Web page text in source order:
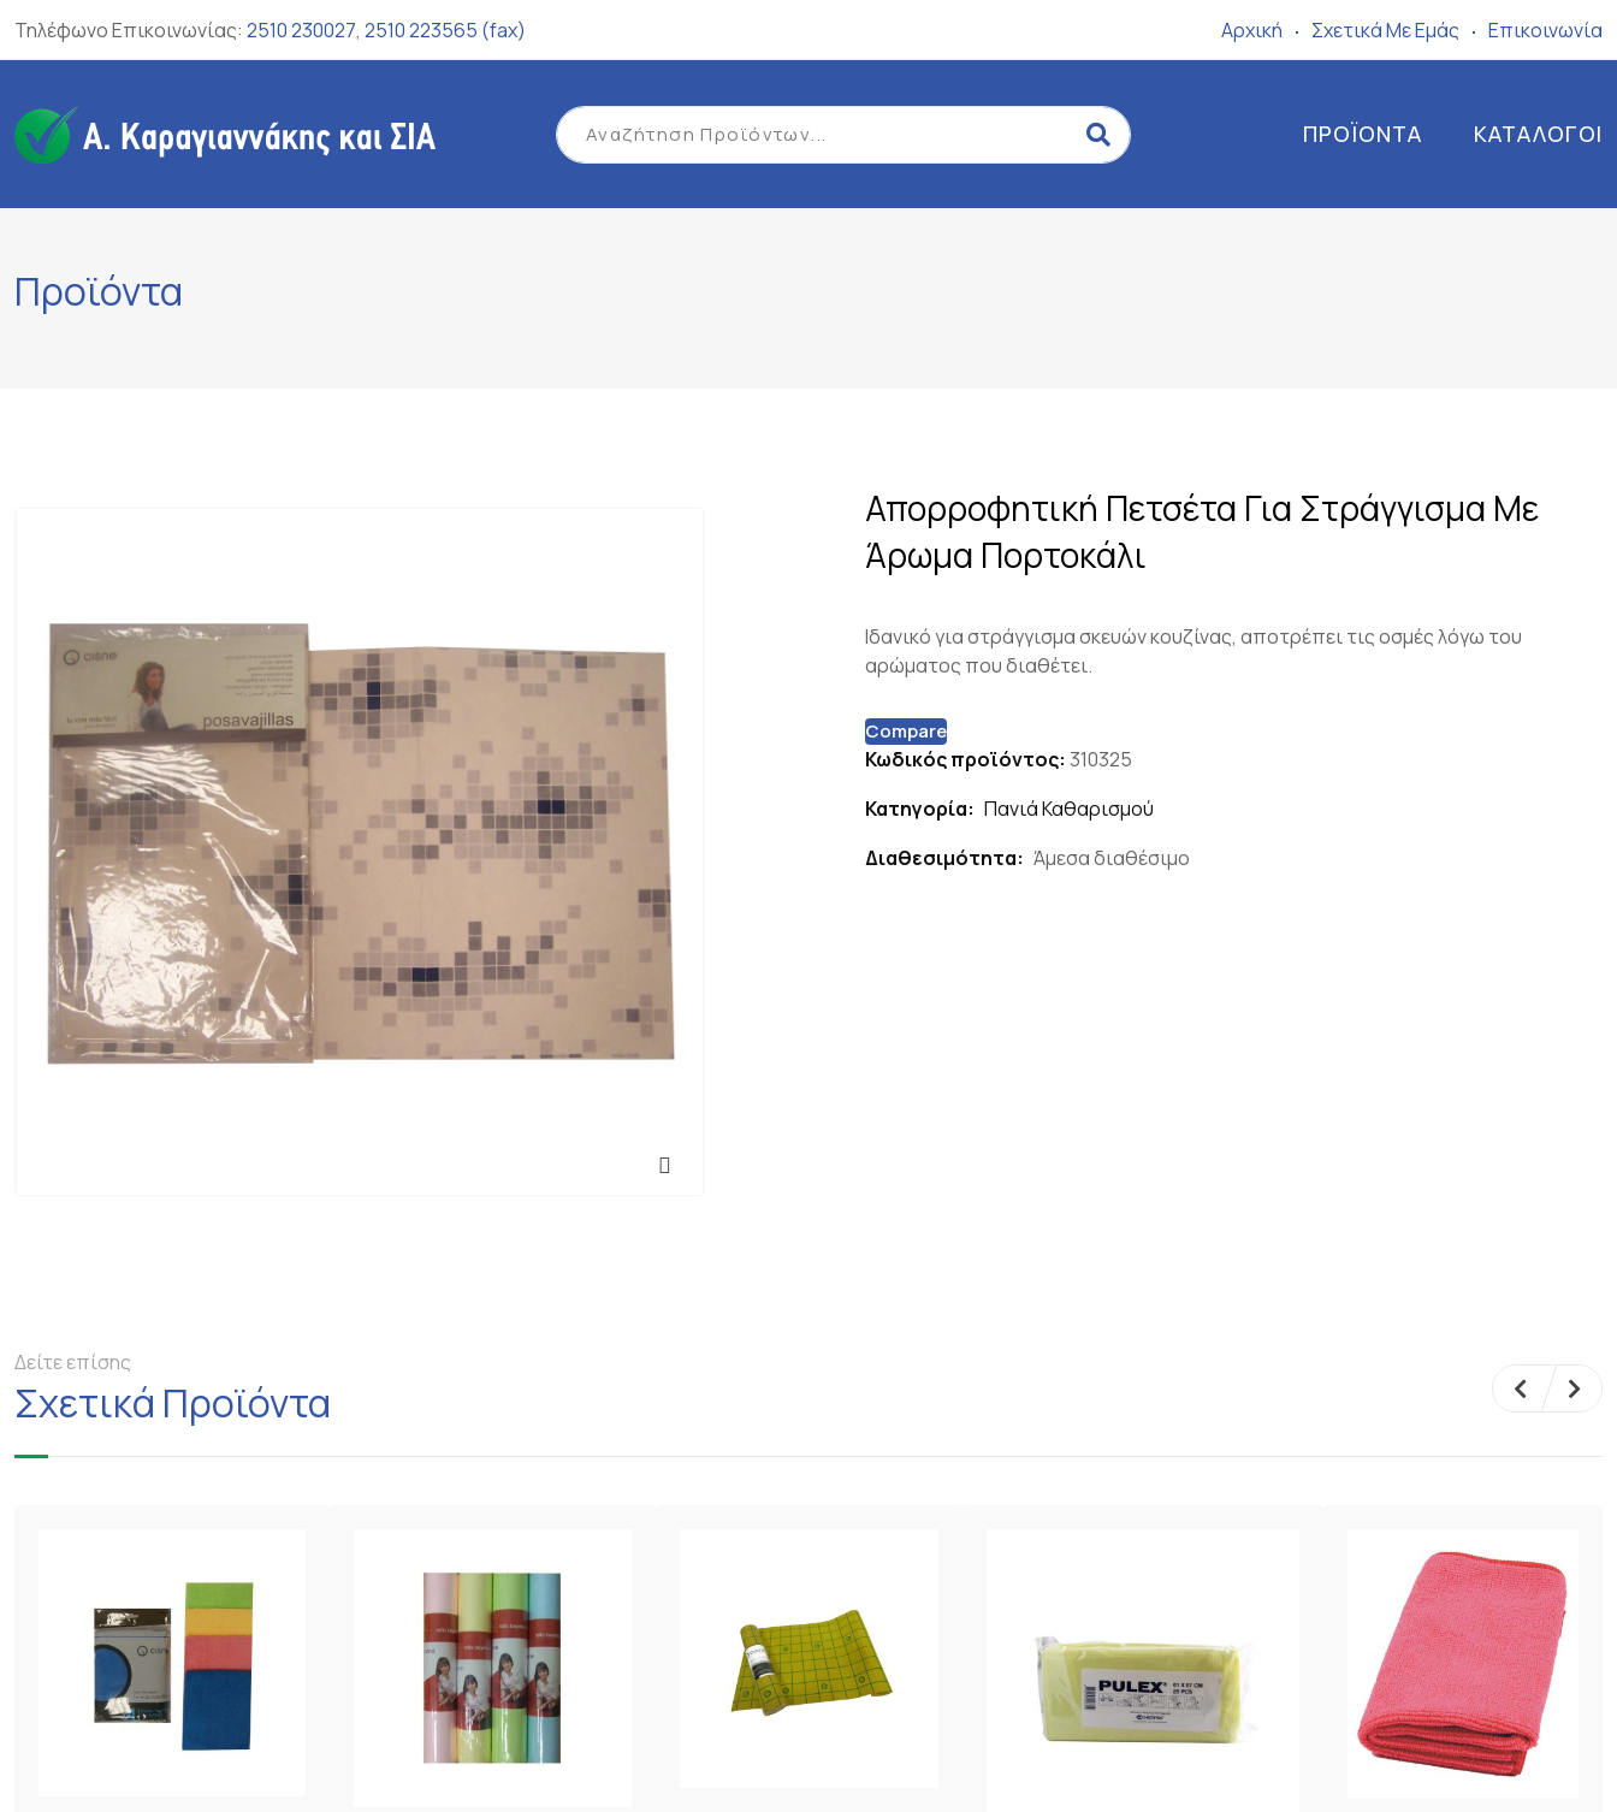
Τηλέφωνο Επικοινωνίας: 2510 230027, 2510 223565 (fax) Αρχική Σχετικά Mε Eμάς Επικοινωνία
ΠΡΟΪΌΝΤΑ ΚΑΤΆΛΟΓΟΙ
Προϊόντα
Απορροφητική Πετσέτα Για Στράγγισμα Με
Άρωμα Πορτοκάλι
Iδανικό για στράγγισμα σκευών κουζίνας, αποτρέπει τις οσμές λόγω του
αρώματος που διαθέτει.
Compare
Κωδικός προϊόντος: 310325
Κατηγορία: Πανιά Καθαρισμού
Διαθεσιμότητα: Άμεσα διαθέσιμο
Δείτε επίσης
Σχετικά Προϊόντα